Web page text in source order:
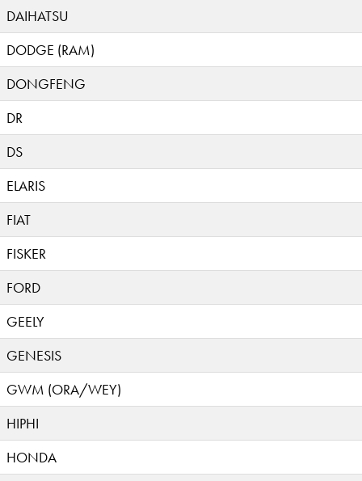
DAIHATSU
DODGE (RAM)
DONGFENG
DR
DS
ELARIS
FIAT
FISKER
FORD
GEELY
GENESIS
GWM (ORA/WEY)
HIPHI
HONDA